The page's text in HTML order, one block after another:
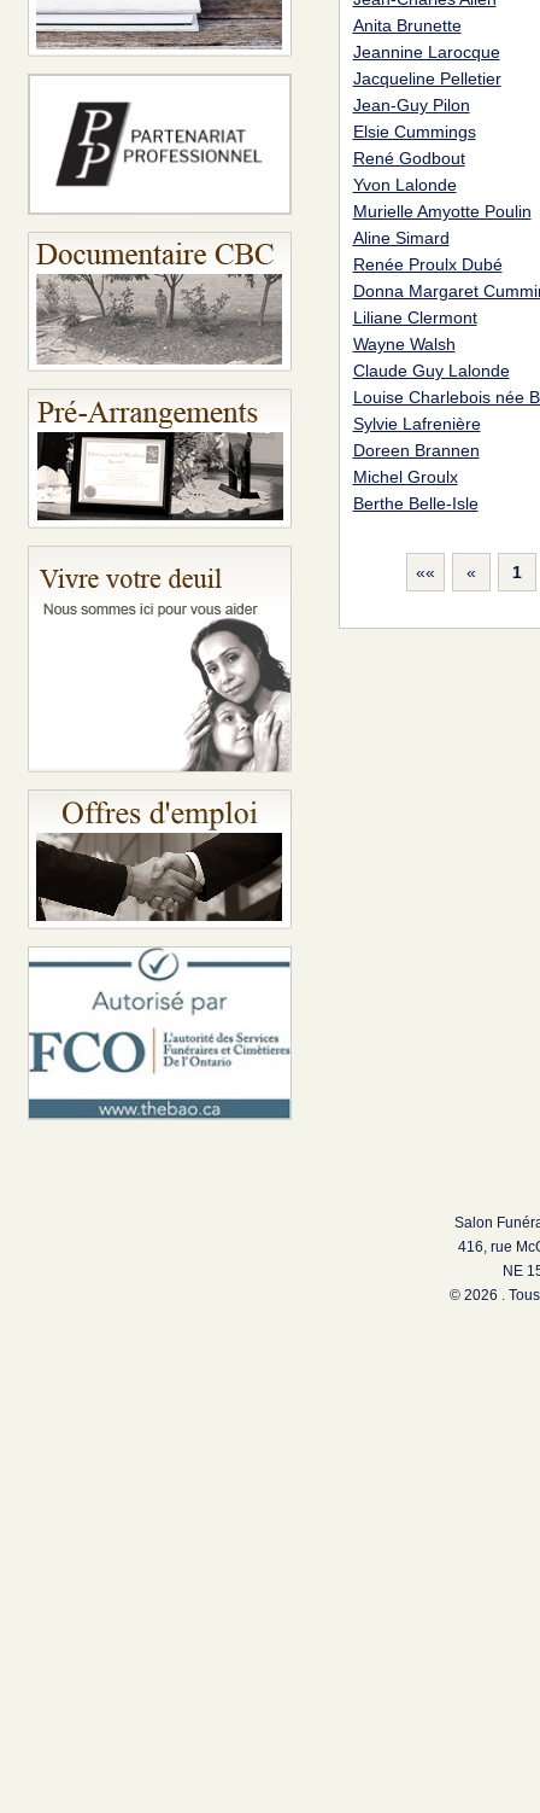
Anita Brunette
Jeannine Larocque
Jacqueline Pelletier
Jean-Guy Pilon
Elsie Cummings
René Godbout
Yvon Lalonde
Murielle Amyotte Poulin
Aline Simard
Renée Proulx Dubé
Donna Margaret
Liliane Clermont
Wayne Walsh
Claude Guy Lalonde
Louise Charlebois née
Sylvie Lafrenière
Doreen Brannen
Michel Groulx
Berthe Belle-Isle
«« « 1
Salon
416, rue
NE
© 2026 .